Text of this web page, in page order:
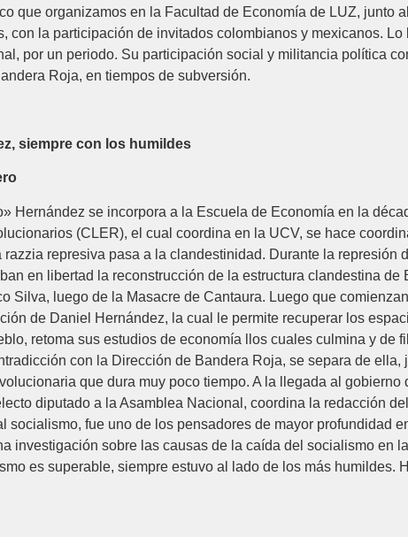
que organizamos en la Facultad de Economía de LUZ, junto
con la participación de invitados colombianos y mexicanos.
por un periodo. Su participación social y militancia política
Roja, en tiempos de subversión.
siempre con los humildes
Hernández se incorpora a la Escuela de Economía en la
(CLER), el cual coordina en la UCV, se hace
razzia represiva pasa a la clandestinidad. Durante la
en libertad la reconstrucción de la estructura clandestina
Silva, luego de la Masacre de Cantaura. Luego que
de Daniel Hernández, la cual le permite recuperar los
retoma sus estudios de economía llos cuales culmina y
con la Dirección de Bandera Roja, se separa de
que dura muy poco tiempo. A la llegada al
diputado a la Asamblea Nacional, coordina la redacción
socialismo, fue uno de los pensadores de mayor profundidad
investigación sobre las causas de la caída del socialismo
es superable, siempre estuvo al lado de los más humildes.